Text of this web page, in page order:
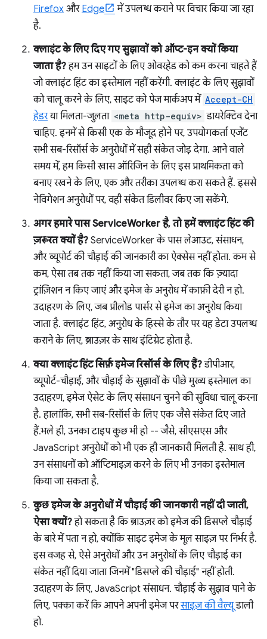
Firefox और Edge
में उपलब्ध कराने पर विचार किया जा रहा
है.
क्लाइंट के लिए दिए गए सुझावों को ऑप्ट-इन क्यों किया
जाता है?हम उन साइटों के लिए ओवरहेड को कम करना चाहते हैं
जो क्लाइंट हिंट का इस्तेमाल नहीं करेंगी. क्लाइंट के लिए सुझावों
को चालू करने के लिए, साइट को पेज मार्कअप में Accept-CH
हेडरया मिलता-जुलता <meta http-equiv> डायरेक्टिव देना
चाहिए. इनमें से किसी एक के मौजूद होने पर, उपयोगकर्ता एजेंट
सभी सब-रिसॉर्स के अनुरोधों में सही संकेत जोड़ देगा. आने वाले
समय में, हम किसी खास ऑरिजिन के लिए इस प्राथमिकता को
बनाए रखने के लिए, एक और तरीका उपलब्ध करा सकते हैं. इससे
नेविगेशन अनुरोधों पर, वही संकेत डिलीवर किए जा सकेंगे.
अगर हमारे पास ServiceWorker है, तो हमें क्लाइंट हिंट की
ज़रूरत क्यों है? ServiceWorker के पास लेआउट, संसाधन,
और व्यूपोर्ट की चौड़ाई की जानकारी का ऐक्सेस नहीं होता. कम से
कम, ऐसा तब तक नहीं किया जा सकता, जब तक कि ज़्यादा
ट्रांज़िशन न किए जाएं और इमेज के अनुरोध में काफ़ी देरी न हो.
उदाहरण के लिए, जब प्रीलोड पार्सर से इमेज का अनुरोध किया
जाता है. क्लाइंट हिंट, अनुरोध के हिस्से के तौर पर यह डेटा उपलब्ध
कराने के लिए, ब्राउज़र के साथ इंटिग्रेट होता है.
क्या क्लाइंट हिंट सिर्फ़ इमेज रिसॉर्स के लिए हैं?डीपीआर,
व्यूपोर्ट-चौड़ाई, और चौड़ाई के सुझावों के पीछे मुख्य इस्तेमाल का
उदाहरण, इमेज ऐसेट के लिए संसाधन चुनने की सुविधा चालू करना
है. हालांकि, सभी सब-रिसॉर्स के लिए एक जैसे संकेत दिए जाते
हैं.भले ही, उनका टाइप कुछ भी हो -- जैसे, सीएसएस और
JavaScript अनुरोधों को भी एक ही जानकारी मिलती है. साथ ही,
उन संसाधनों को ऑप्टिमाइज़ करने के लिए भी उनका इस्तेमाल
किया जा सकता है.
कुछ इमेज के अनुरोधों में चौड़ाई की जानकारी नहीं दी जाती,
ऐसा क्यों?हो सकता है कि ब्राउज़र को इमेज की डिसप्ले चौड़ाई
के बारे में पता न हो, क्योंकि साइट इमेज के मूल साइज़ पर निर्भर है.
इस वजह से, ऐसे अनुरोधों और उन अनुरोधों के लिए चौड़ाई का
संकेत नहीं दिया जाता जिनमें "डिसप्ले की चौड़ाई" नहीं होती.
उदाहरण के लिए, JavaScript संसाधन. चौड़ाई के सुझाव पाने के
लिए, पक्का करें कि आपने अपनी इमेज परसाइज़ की वैल्यूडाली
हो.